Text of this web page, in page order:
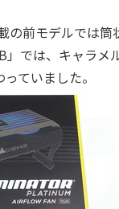
の前モデルでは
では、キャラメ
ていました。